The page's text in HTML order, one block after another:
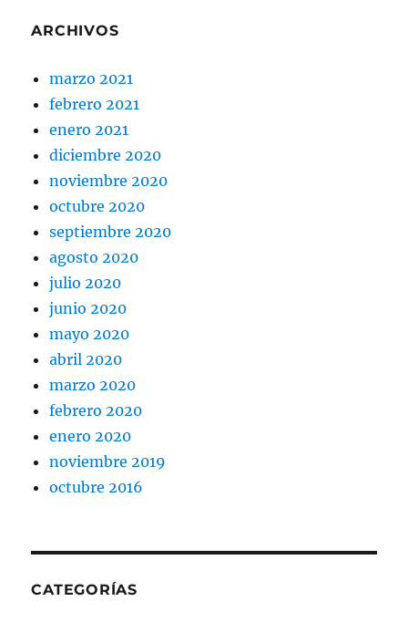
ARCHIVOS
marzo 2021
febrero 2021
enero 2021
diciembre 2020
noviembre 2020
octubre 2020
septiembre 2020
agosto 2020
julio 2020
junio 2020
mayo 2020
abril 2020
marzo 2020
febrero 2020
enero 2020
noviembre 2019
octubre 2016
CATEGORÍAS